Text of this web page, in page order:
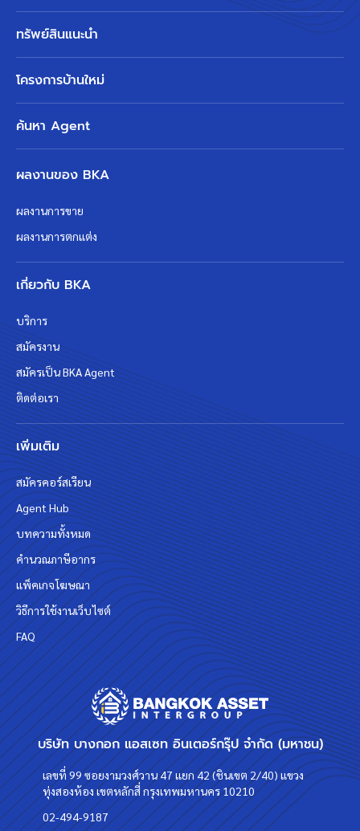
บริษัท บางกอก แอสเซท อินเตอร์กรุ๊ป จำกัด (มหาชน)
เลขที่ 99 ซอยงามวงศ์วาน 47 แยก 42 (ชินเขต 2/40) แขวง
ทุ่งสองห้อง เขตหลักสี่ กรุงเทพมหานคร 10210
02-494-9187
ทรัพย์สินแนะนำ
โครงการบ้านใหม่
ค้นหา Agent
ผลงานของ BKA
ผลงานการขาย
ผลงานการตกแต่ง
เกี่ยวกับ BKA
บริการ
สมัครงาน
สมัครเป็น BKA Agent
ติดต่อเรา
เพิ่มเติม
สมัครคอร์สเรียน
Agent Hub
บทความทั้งหมด
คำนวณภาษีอากร
แพ็คเกจโฆษณา
วิธีการใช้งานเว็บไซต์
FAQ